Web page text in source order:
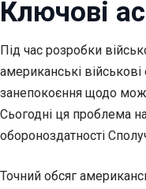
Ключові
Під час розробки
американські
занепокоєння щодо
Сьогодні ця проблема
обороноздатності
Точний обсяг